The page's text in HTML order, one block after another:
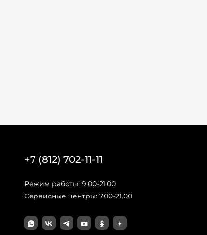
+7 (812) 702-11-11
Режим работы: 9.00-21.00
Сервисные центры: 7.00-21.00